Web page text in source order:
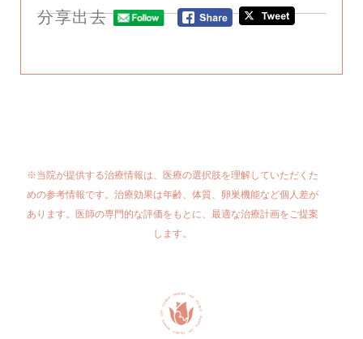
分享出去
※当院が提供する治療情報は、医療の選択肢を理解していただくた
めの参考情報です。治療効果は年齢、体質、卵巣機能など個人差が
あります。医師の専門的な評価をもとに、最適な治療計画をご提案
します。